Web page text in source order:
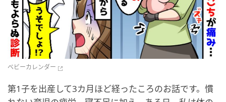
ベビーカレンダー
第1子を出産して3カ月ほど経ったころのお話です。慣